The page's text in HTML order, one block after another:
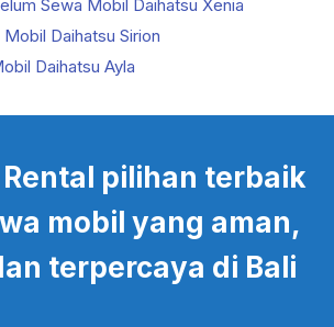
Sewa Mobil Daihatsu Xenia
Daihatsu Sirion
Daihatsu Ayla
pilihan terbaik
mobil yang aman,
terpercaya di Bali